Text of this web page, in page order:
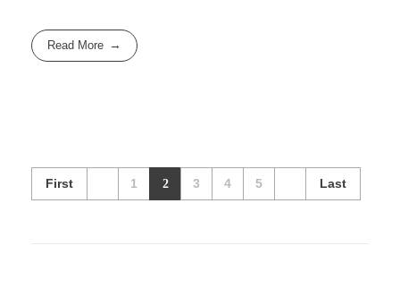
Read More
First 1 2 3 4 5 Last